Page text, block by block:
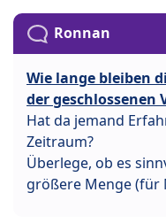
Ronnan
Wie lange bleiben
der geschlossenen
Hat da jemand
Zeitraum?
Überlege, ob es
größere Menge (für